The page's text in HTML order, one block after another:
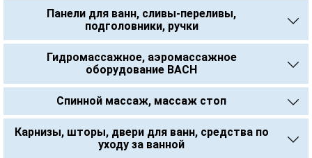
Панели для ванн, сливы-переливы,
подголовники, ручки
Гидромассажное, аэромассажное
оборудование BACH
Спинной массаж, массаж стоп
Карнизы, шторы, двери для ванн, средства по
уходу за ванной